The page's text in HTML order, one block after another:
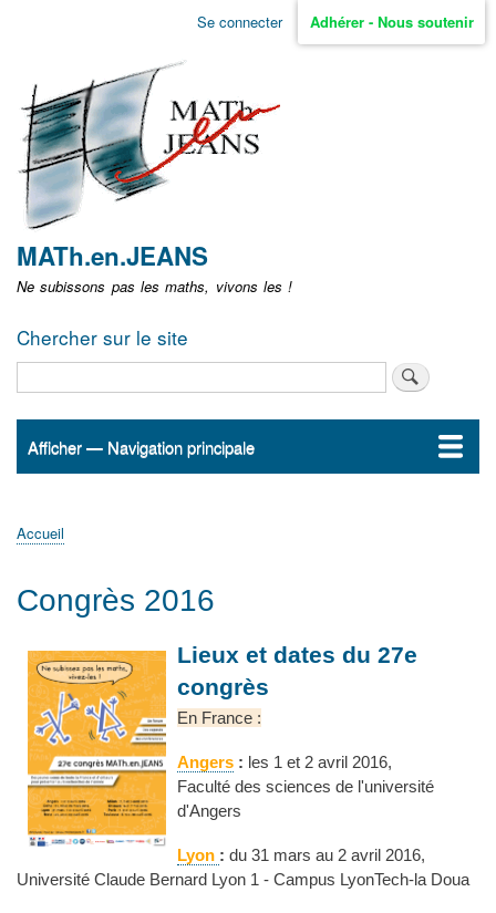
Aller
non
identifié
Se connecter Adhérer - Nous soutenir
MATh.en.JEANS
Ne subissons pas les maths, vivons les !
Chercher sur le site
Navigation
Afficher — Navigation principale
Accueil
ActualitésMATh.en.JEANS ?
Régions et Ateliers
Créer, gérer un atelier
Sujets/Publications
Congrès
d'Ariane
Accueil
Congrès 2016
Lieux et dates du 27e
congrès
En France :
Angers : les 1 et 2 avril 2016,
Faculté des sciences de l'université
d'Angers
Lyon : du 31 mars au 2 avril 2016,
Université Claude Bernard Lyon 1 - Campus LyonTech-la Doua